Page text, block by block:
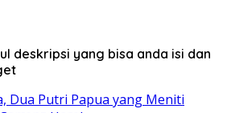
deskripsi yang bisa anda isi dan